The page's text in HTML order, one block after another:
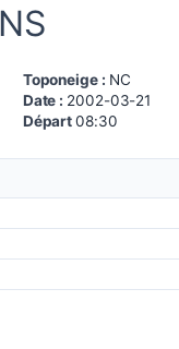
Toponeige : NC
Date : 2002-03-21
Départ08:30